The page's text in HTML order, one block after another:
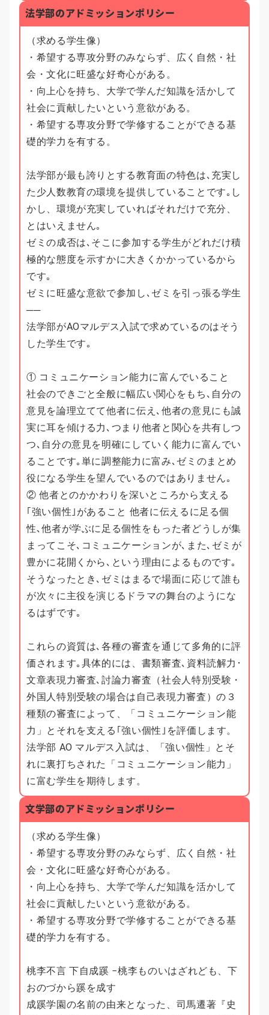
法学部のアドミッションポリシー
（求める学生像）
・希望する専攻分野のみならず、広く自然・社
会・文化に旺盛な好奇心がある。
・向上心を持ち、大学で学んだ知識を活かして
社会に貢献したいという意欲がある。
・希望する専攻分野で学修することができる基
礎的学力を有する。
法学部が最も誇りとする教育面の特色は､充実し
た少人数教育の環境を提供していることです｡し
かし、環境が充実していればそれだけで充分、
とはいえません｡
ゼミの成否は､そこに参加する学生がどれだけ積
極的な態度を示すかに大きくかかっているから
です｡
ゼミに旺盛な意欲で参加し､ゼミを引っ張る学生
──
法学部がAOマルデス入試で求めているのはそう
した学生です｡
① コミュニケーション能力に富んでいること
社会のできごと全般に幅広い関心をもち､自分の
意見を論理立てて他者に伝え､他者の意見にも誠
実に耳を傾ける力､つまり他者と関心を共有しつ
つ､自分の意見を明確にしていく能力に富んでい
ることです｡単に調整能力に富み､ゼミのまとめ
役になる学生を望んでいるのではありません｡
② 他者とのかかわりを深いところから支える
｢強い個性｣があること 他者に伝えるに足る個
性､他者が学ぶに足る個性をもった者どうしが集
まってこそ､コミュニケーションが､また､ゼミが
豊かに花開くから､という理由によるものです｡
そうなったとき､ゼミはまるで場面に応じて誰も
が次々に主役を演じるドラマの舞台のようにな
るはずです｡
これらの資質は､各種の審査を通じて多角的に評
価されます｡具体的には、書類審査､資料読解力･
文章表現力審査､討論力審査（社会人特別受験・
外国人特別受験の場合は自己表現力審査）の３
種類の審査によって、「コミュニケーション能
力」とそれを支える｢強い個性｣を評価します。
法学部 AO マルデス入試は、「強い個性」とそ
れに裏打ちされた「コミュニケーション能力」
に富む学生を期待します。
文学部のアドミッションポリシー
（求める学生像）
・希望する専攻分野のみならず、広く自然・社
会・文化に旺盛な好奇心がある。
・向上心を持ち、大学で学んだ知識を活かして
社会に貢献したいという意欲がある。
・希望する専攻分野で学修することができる基
礎的学力を有する。
桃李不言 下自成蹊 −桃李ものいはざれども、下
おのづから蹊を成す
成蹊学園の名前の由来となった、司馬遷著『史